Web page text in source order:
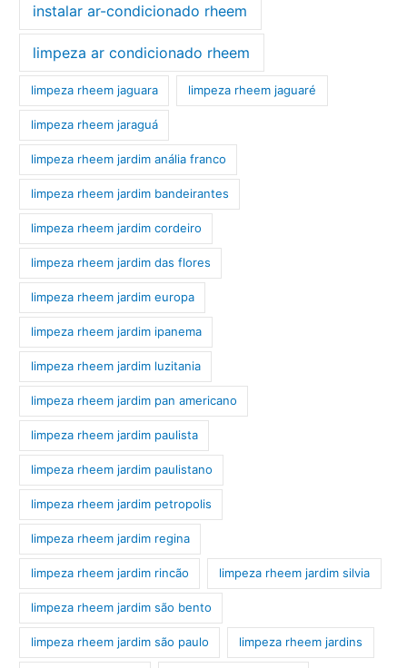
instalar ar-condicionado rheem
limpeza ar condicionado rheem
limpeza rheem jaguara limpeza rheem jaguaré
limpeza rheem jaraguá
limpeza rheem jardim anália franco
limpeza rheem jardim bandeirantes
limpeza rheem jardim cordeiro
limpeza rheem jardim das flores
limpeza rheem jardim europa
limpeza rheem jardim ipanema
limpeza rheem jardim luzitania
limpeza rheem jardim pan americano
limpeza rheem jardim paulista
limpeza rheem jardim paulistano
limpeza rheem jardim petropolis
limpeza rheem jardim regina
limpeza rheem jardim rincão limpeza rheem jardim silvia
limpeza rheem jardim são bento
limpeza rheem jardim são paulo limpeza rheem jardins